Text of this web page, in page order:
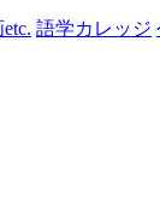
窪 語学カレッジ